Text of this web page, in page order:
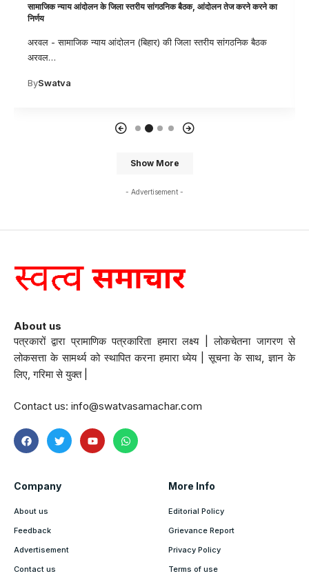
सामाजिक न्याय आंदोलन के जिला स्तरीय सांगठनिक बैठक, आंदोलन तेज करने करने का
निर्णय
अरवल - सामाजिक न्याय आंदोलन (बिहार) की जिला स्तरीय सांगठनिक बैठक
अरवल…
BySwatva
Show More
- Advertisement -
About us
पत्रकारों द्वारा प्रामाणिक पत्रकारिता हमारा लक्ष्य | लोकचेतना जागरण से
लोकसत्ता के सामर्थ्य को स्थापित करना हमारा ध्येय | सूचना के साथ, ज्ञान के
लिए, गरिमा से युक्त |
Contact us: info@swatvasamachar.com
Company
About us
Feedback
Advertisement
Contact us
More Info
Editorial Policy
Grievance Report
Privacy Policy
Terms of use